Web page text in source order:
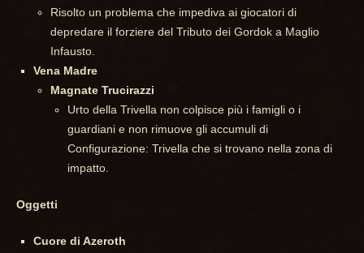
Risolto un problema che impediva ai giocatori di
depredare il forziere del Tributo dei Gordok a Maglio
Infausto.
Vena Madre
Magnate Trucirazzi
Urto della Trivella non colpisce più i famigli o i
guardiani e non rimuove gli accumuli di
Configurazione: Trivella che si trovano nella zona di
impatto.
Oggetti
Cuore di Azeroth